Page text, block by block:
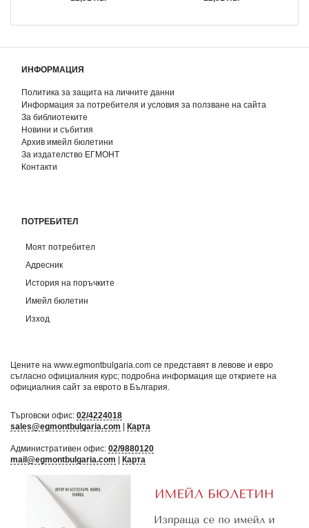
ИНФОРМАЦИЯ
Политика за защита на личните данни
Информация за потребителя и условия за ползване на сайта
За библиотеките
Новини и събития
Архив имейл бюлетини
За издателство ЕГМОНТ
Контакти
ПОТРЕБИТЕЛ
Моят потребител
Адресник
История на поръчките
Имейл бюлетин
Изход
Цените на www.egmontbulgaria.com се представят в левове и евро
съгласно официалния курс; подробна информация ще откриете на
официалния сайт за еврото в България
Търговски офис: 02/4224018
sales@egmontbulgaria.com
Карта
Административен офис: 02/9880120
mail@egmontbulgaria.com
Карта